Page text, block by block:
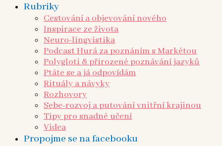
Rubriky
Cestování a objevování nového
Inspirace ze života
Neuro-lingvistika
Podcast Hurá za poznáním s Markétou
Polygloti & přirozené poznávání jazyků
Ptáte se a já odpovídám
Rituály a návyky
Rozhovory
Sebe-rozvoj a putování vnitřní krajinou
Tipy pro snadné učení
Videa
Propojme se na facebooku